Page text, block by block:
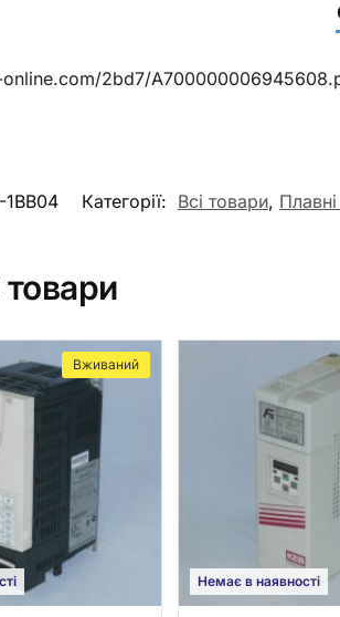
2bd7/
Категорії: Всі товари,
товари
Вживаний
Немає в наявності